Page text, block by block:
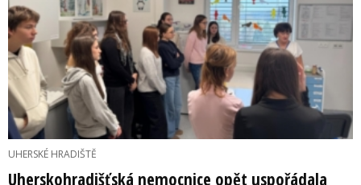
UHERSKÉ HRADIŠTĚ
Uherskohradišťská nemocnice opět uspořádala